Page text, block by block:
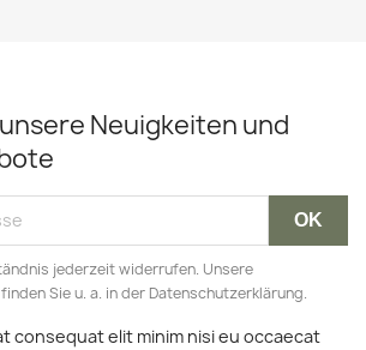
Neuigkeiten und
jederzeit widerrufen. Unsere
Sie u. a. in der Datenschutzerklärung.
consequat elit minim nisi eu occaecat